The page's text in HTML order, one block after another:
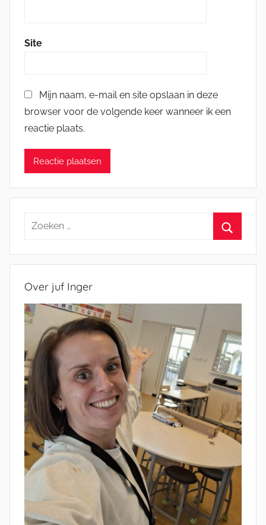
Site
Mijn naam, e-mail en site opslaan in deze
browser voor de volgende keer wanneer ik een
reactie plaats.
Zoeken
Over juf Inger